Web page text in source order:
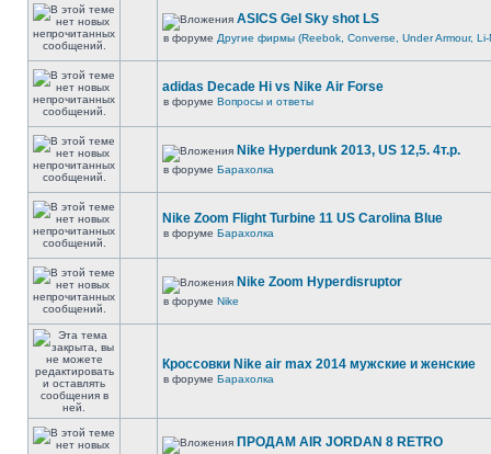
ASICS Gel Sky shot LS
в форуме Другие фирмы (Reebok, Converse, Under Armour, Li-
adidas Decade Hi vs Nike Air Forse
в форуме Вопросы и ответы
Nike Hyperdunk 2013, US 12,5. 4т.р.
в форуме Барахолка
Nike Zoom Flight Turbine 11 US Carolina Blue
в форуме Барахолка
Nike Zoom Hyperdisruptor
в форуме Nike
Кроссовки Nike air max 2014 мужские и женские
в форуме Барахолка
ПРОДАМ AIR JORDAN 8 RETRO